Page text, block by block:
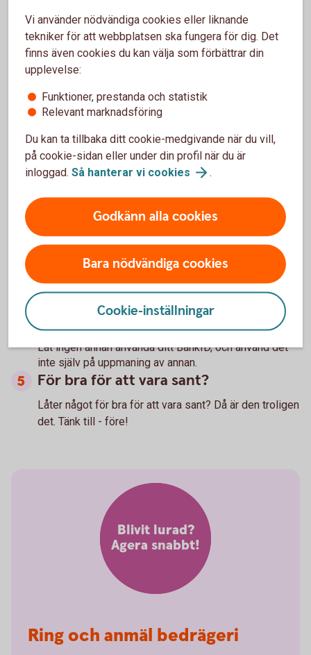
Se upp för datavirus och
spionprogram
Tänk till innan du laddar ner något, klickar på länkar
förstör innehållet eller ett spionprogram som ger
bedragare tillgång till dina inloggnings- och
kontouppgifter. Prata med en vuxen innan du gör
något.
Frågar någon om pengar, konto- eller
Berätta alltid för en vuxen om någon frågar om pengar,
konto- eller kortuppgifter. Dina uppgifter är just dina.
Och fråga alltid innan du köper eller säljer något.
Håll hårt i dina koder och lösenord
Dela aldrig koder, lösenord eller kortuppgifter med
andra – hur bra kompisar ni än är.
Ditt BankID är bara ditt
Låt ingen annan använda ditt BankID, och använd det
inte själv på uppmaning av annan.
För bra för att vara sant?
Låter något för bra för att vara sant? Då är den troligen
det. Tänk till - före!
Ring och anmäl bedrägeri
Blivit lurad?
Agera snabbt!
Vi använder nödvändiga cookies eller liknande
tekniker för att webbplatsen ska fungera för dig. Det
finns även cookies du kan välja som förbättrar din
upplevelse:
Funktioner, prestanda och statistik
Relevant marknadsföring
Du kan ta tillbaka ditt cookie-medgivande när du vill,
på cookie-sidan eller under din profil när du är
inloggad. Så hanterar vi cookies .
Godkänn alla cookies
Bara nödvändiga cookies
Cookie-inställningar